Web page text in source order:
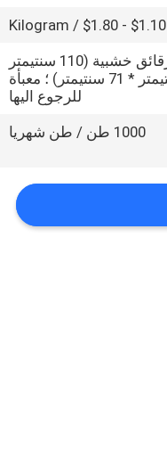
$1.10 - $1.80 / Kilogram
تصدير الحالات رقائق خشبية (110 سنتيمتر
* 75 سنتيمتر * 71 سنتيمتر) ؛ معبأة
للرجوع اليها
1000 طن / طن شهريا